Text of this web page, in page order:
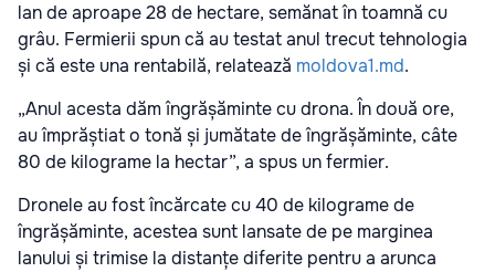
lan de aproape 28 de hectare, semănat în toamnă cu
grâu. Fermierii spun că au testat anul trecut tehnologia
și că este una rentabilă, relatează moldova1.md.
„Anul acesta dăm îngrășăminte cu drona. În două ore,
au împrăștiat o tonă și jumătate de îngrășăminte, câte
80 de kilograme la hectar”, a spus un fermier.
Dronele au fost încărcate cu 40 de kilograme de
îngrășăminte, acestea sunt lansate de pe marginea
lanului și trimise la distanțe diferite pentru a arunca